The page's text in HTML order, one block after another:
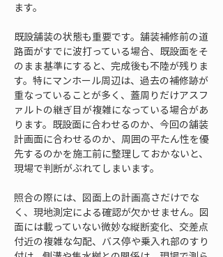
ます。
既設舗装の状態も重要です。舗装補修前の道
路面がすでに波打っている場合、既設面をそ
のまま基準にすると、完成後も不陸が残りま
す。特にマンホール周辺は、過去の補修跡が
重なっていることが多く、蓋周りだけアスフ
ァルトの継ぎ目が複雑になっている場合があ
ります。既設面に合わせるのか、今回の舗装
計画面に合わせるのか、周囲の平たん性を優
先するのかを施工前に整理しておかないと、
現場で判断がぶれてしまいます。
照合の際には、図面上の計画高さだけでな
く、現地測定による確認が欠かせません。図
面には載っていない微妙な縦断変化、交差点
付近の複雑な勾配、バス停や乗入れ部のすり